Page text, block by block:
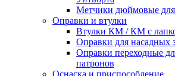
Метчики дюймовые для
Оправки и втулки
Втулки КМ / КМ с
Оправки для насадных
Оправки переходные
патронов
Оснаска и приспособление